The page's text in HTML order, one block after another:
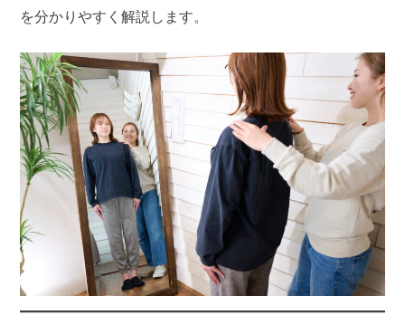
を分かりやすく解説します。